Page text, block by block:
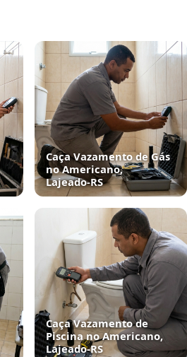
Caça Vazamento de Gás
no Americano,
Lajeado‑RS
Caça Vazamento de
Piscina no Americano,
Lajeado‑RS